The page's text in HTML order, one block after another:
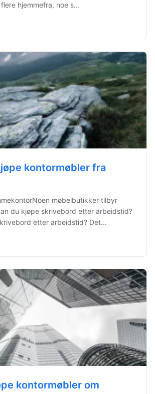
hjemmefra, noe s...
kontormøbler fra
møbelbutikker tilbyr
du kjøpe skrivebord etter arbeidstid?
etter arbeidstid? Det...
kontormøbler om